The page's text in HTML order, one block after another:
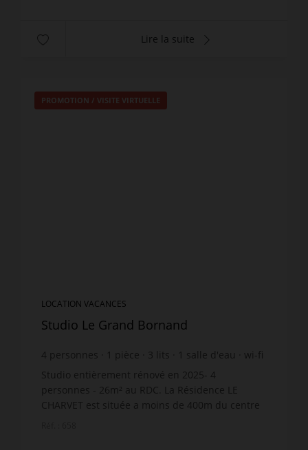
Lire la suite
PROMOTION / VISITE VIRTUELLE
LOCATION VACANCES
Studio Le Grand Bornand
4 personnes pièce 3 lits salle d'eau
wi-fi
Studio entièrement rénové en 2025- 4
personnes - 26m² au RDC. La Résidence LE
CHARVET est située a moins de 400m du centre